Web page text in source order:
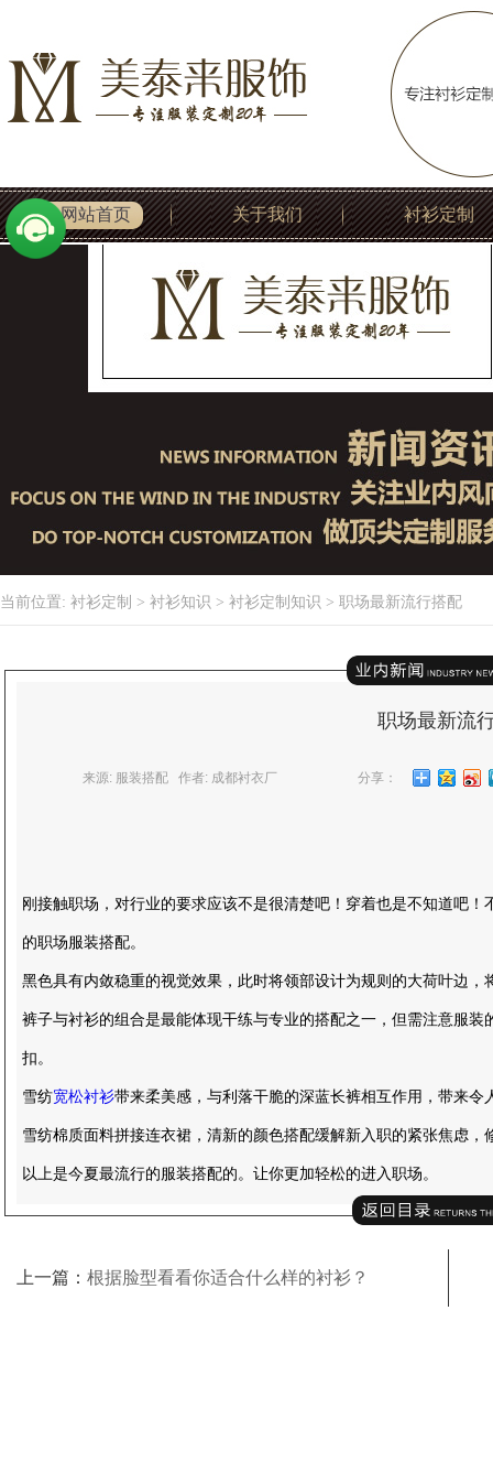
网站首页 关于我们 衬衫定制
当前位置: 衬衫定制 > 衬衫知识 > 衬衫定制知识 > 职场最新流行搭配
职场最新流
来源: 服装搭配 作者: 成都衬衣厂 分享：
刚接触职场，对行业的要求应该不是很清楚吧！穿着也是不知道吧！
的职场服装搭配。
黑色具有内敛稳重的视觉效果，此时将领部设计为规则的大荷叶边，
裤子与衬衫的组合是最能体现干练与专业的搭配之一，但需注意服
扣。
雪纺宽松衬衫带来柔美感，与利落干脆的深蓝长裤相互作用，带来令
雪纺棉质面料拼接连衣裙，清新的颜色搭配缓解新入职的紧张焦虑
以上是今夏最流行的服装搭配的。让你更加轻松的进入职场。
上一篇： 根据脸型看看你适合什么样的衬衫？